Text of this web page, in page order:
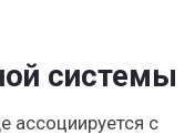
системы
ассоциируется с